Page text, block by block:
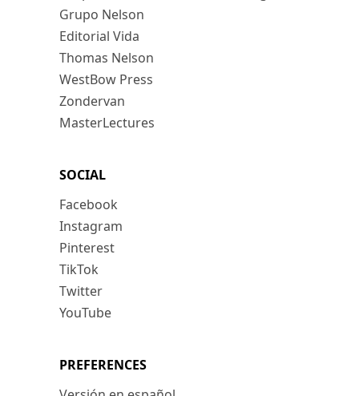
Grupo Nelson
Editorial Vida
Thomas Nelson
WestBow Press
Zondervan
MasterLectures
SOCIAL
Facebook
Instagram
Pinterest
TikTok
Twitter
YouTube
PREFERENCES